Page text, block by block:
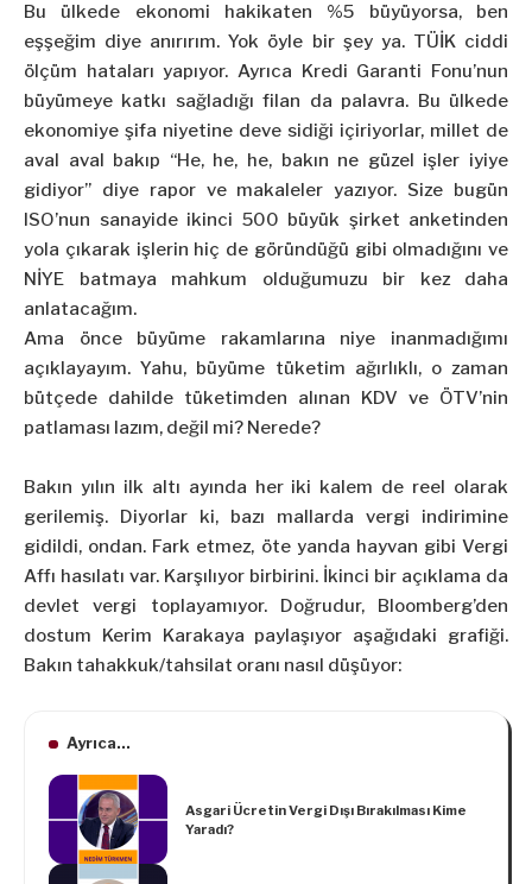
Bu ülkede ekonomi hakikaten %5 büyüyorsa, ben
eşşeğim diye anırırım. Yok öyle bir şey ya. TÜİK ciddi
ölçüm hataları yapıyor. Ayrıca Kredi Garanti Fonu’nun
büyümeye katkı sağladığı filan da palavra. Bu ülkede
ekonomiye şifa niyetine deve sidiği içiriyorlar, millet de
aval aval bakıp “He, he, he, bakın ne güzel işler iyiye
gidiyor” diye rapor ve makaleler yazıyor. Size bugün
ISO’nun sanayide ikinci 500 büyük şirket anketinden
yola çıkarak işlerin hiç de göründüğü gibi olmadığını ve
NİYE batmaya mahkum olduğumuzu bir kez daha
anlatacağım.
Ama önce büyüme rakamlarına niye inanmadığımı
açıklayayım. Yahu, büyüme tüketim ağırlıklı, o zaman
bütçede dahilde tüketimden alınan KDV ve ÖTV’nin
patlaması lazım, değil mi? Nerede?
Bakın yılın ilk altı ayında her iki kalem de reel olarak
gerilemiş. Diyorlar ki, bazı mallarda vergi indirimine
gidildi, ondan. Fark etmez, öte yanda hayvan gibi Vergi
Affı hasılatı var. Karşılıyor birbirini. İkinci bir açıklama da
devlet vergi toplayamıyor. Doğrudur, Bloomberg’den
dostum Kerim Karakaya paylaşıyor aşağıdaki grafiği.
Bakın tahakkuk/tahsilat oranı nasıl düşüyor:
Ayrıca...
Asgari Ücretin Vergi Dışı Bırakılması Kime
Yaradı?